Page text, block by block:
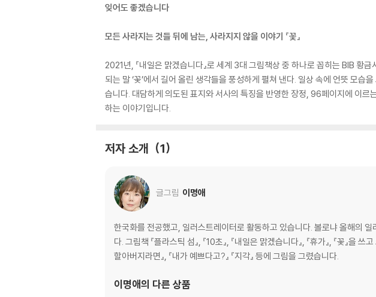
잊어도 좋겠습니다
모든 사라지는 것들 뒤에 남는, 사라지지 않을 이야기 『꽃』
2021년, 『내일은 맑겠습니다』로 세계 3대 그림책상 중 하나로 꼽히는 BIB 황
되는 말 ‘꽃’에서 길어 올린 생각들을 풍성하게 펼쳐 낸다. 일상 속에 언뜻 모
습니다. 대담하게 의도된 표지와 서사의 특징을 반영한 장정, 96페이지에 이르
하는 이야기입니다.
저자 소개 1
글그림 이명애
한국화를 전공했고, 일러스트레이터로 활동하고 있습니다. 볼로냐 올해의
다. 그림책 『플라스틱 섬』, 『10초』, 『내일은 맑겠습니다』, 『휴가』, 『꽃』을
할아버지라면』, 『내가 예쁘다고?』 『지각』 등에 그림을 그렸습니다.
이명애의 다른 상품